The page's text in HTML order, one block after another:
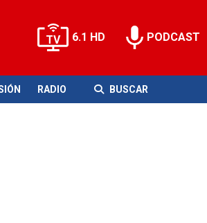
6.1 HD PODCAST
RADIO BUSCAR